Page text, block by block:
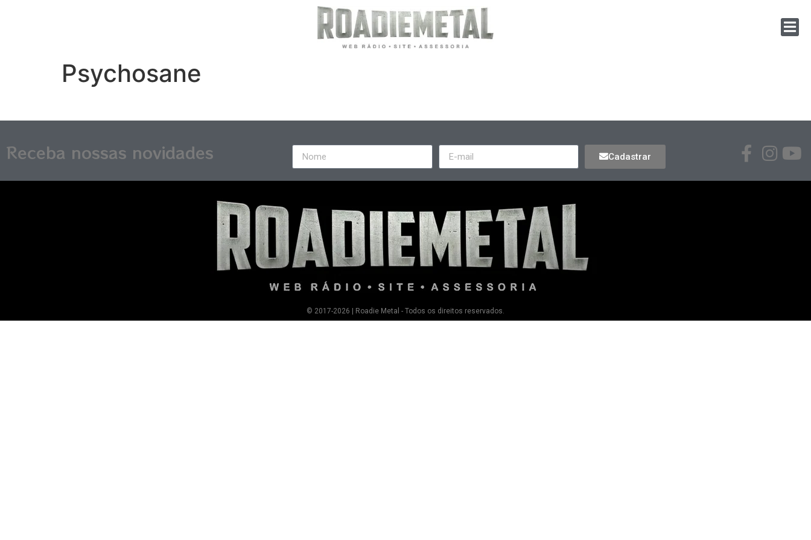
Psychosane
Receba nossas novidades Cadastrar
© 2017-2026 | Roadie Metal - Todos os direitos reservados.